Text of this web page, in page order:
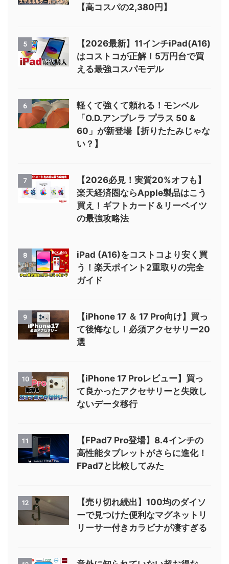
【高コスパの2,380円】
5
【2026最新】11インチiPad(A16)
はコストコが正解！5万円台で買
える最強コスパモデル
6
軽くて強くて頼れる！モンベル
「O.D.アンブレラ プラス 50 &
60」が新登場【折りたたみじゃな
い？】
7
【2026必見！実質20%オフも】
楽天経済圏ならApple製品はこう
買え！ギフトカード＆リーベイツ
の最強攻略法
8
iPad (A16)をコストコより安く買
う！楽天ポイント2重取りの完全
ガイド
9
【iPhone 17 ＆ 17 Pro向け】買っ
て後悔なし！必須アクセサリー20
選
10
【iPhone 17 Proレビュー】買っ
て良かったアクセサリーと失敗し
ないデータ移行
11
【FPad7 Pro登場】8.4インチの
高性能タブレットがさらに進化！
FPad7と比較してみた
12
【売り切れ続出】100均のダイソ
ーで見つけた便利なマグネットリ
リーサー付きカラビナが凄すぎる